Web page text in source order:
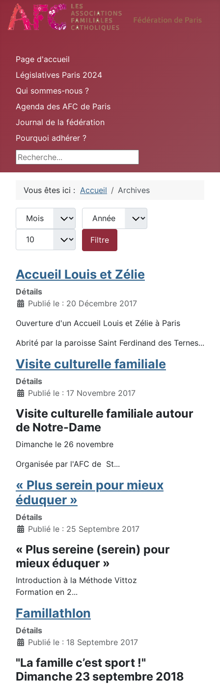
Page d'accueil
Législatives Paris 2024
Qui sommes-nous ?
Agenda des AFC de Paris
Journal de la fédération
Pourquoi adhérer ?
Rechercher
Vous êtes ici : Accueil Archives
Filtres de recherche
Mois Année
Filtre
Accueil Louis et Zélie
Détails
Publié le : 20 Décembre 2017
Ouverture d'un Accueil Louis et Zélie à Paris
Abrité par la paroisse Saint Ferdinand des Ternes...
Visite culturelle familiale
Détails
Publié le : 17 Novembre 2017
Visite culturelle familiale autour
de Notre-Dame
Dimanche le 26 novembre
Organisée par l'AFC de St...
« Plus serein pour mieux
éduquer »
Détails
Publié le : 25 Septembre 2017
« Plus sereine (serein) pour
mieux éduquer »
Introduction à la Méthode Vittoz
Formation en 2...
Famillathlon
Détails
Publié le : 18 Septembre 2017
"La famille c’est sport !"
Dimanche 23 septembre 2018